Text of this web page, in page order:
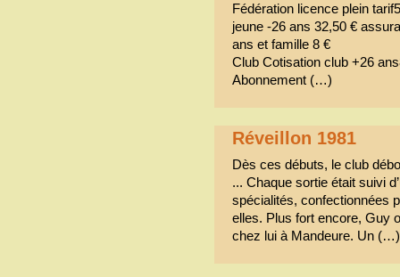
Fédération licence plein
jeune -26 ans 32,50 €
ans et famille 8 €
Club Cotisation club +26
Abonnement (…)
Réveillon 1981
Dès ces débuts, le club
... Chaque sortie était suivi
spécialités, confectionnées
elles. Plus fort encore, Guy
chez lui à Mandeure. Un (…)